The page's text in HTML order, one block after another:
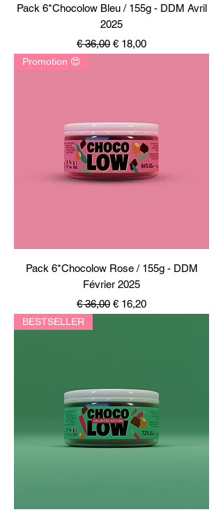
Pack 6*Chocolow Bleu / 155g - DDM Avril
2025
Normale prijs
€ 36,00 Verkoopprijs
€ 18,00
Promotion 😍
Pack 6*Chocolow Rose / 155g - DDM
Février 2025
Normale prijs
€ 36,00 Verkoopprijs
€ 16,20
BESTSELLER